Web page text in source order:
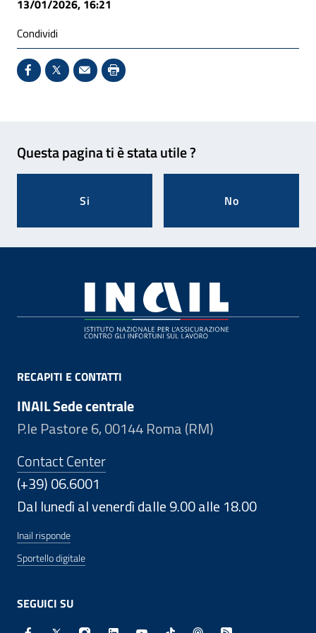
13/01/2026, 16:21
Condividi
Condividi su Facebook - Sito esterno - Apertura in
X - Sito esterno - Apertura in nuova finestra
Invio Mail: apre il programma di posta
Stampa pagina: scelta meno
Questa pagina ti è stata utile ?
Si No
RECAPITI E CONTATTI
INAIL Sede centrale
P.le Pastore 6, 00144 Roma (RM)
Contact Center
(+39) 06.6001
Dal lunedì al venerdì dalle 9.00 alle 18.00
Inail risponde
Sportello digitale
SEGUICI SU